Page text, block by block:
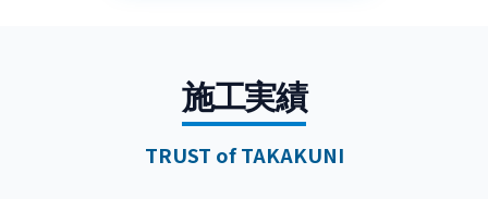
施工実績
TRUST of TAKAKUNI